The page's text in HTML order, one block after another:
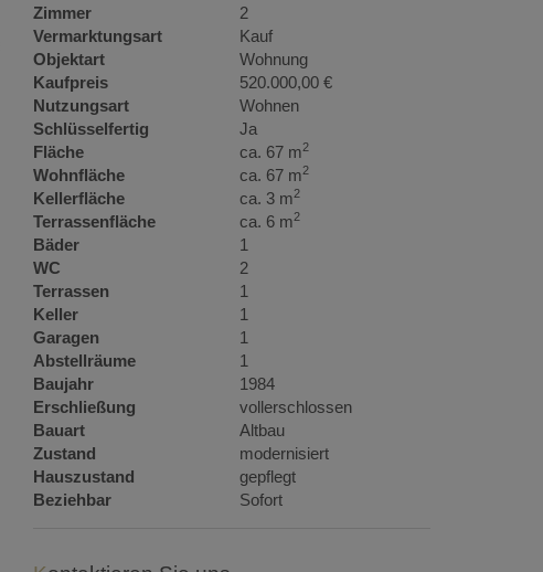
Zimmer
2
Vermarktungsart
Kauf
Objektart
Wohnung
Kaufpreis
520.000,00 €
Nutzungsart
Wohnen
Schlüsselfertig
Ja
Fläche
ca. 67 m2
Wohnfläche ca. 67 m2
Kellerfläche ca. 3 m2
Terrassenfläche ca. 6 m2
Bäder
1
WC
2
Terrassen
1
Keller
1
Garagen
1
Abstellräume
1
Baujahr
1984
Erschließung
vollerschlossen
Bauart
Altbau
Zustand
modernisiert
Hauszustand
gepflegt
Beziehbar
Sofort